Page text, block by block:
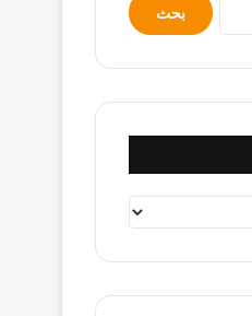
عن: